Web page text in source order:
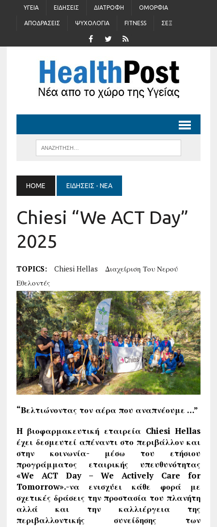
ΥΓΕΊΑ ΕΙΔΉΣΕΙΣ ΔΙΑΤΡΟΦΉ ΟΜΟΡΦΙΆ
ΑΠΟΔΡΆΣΕΙΣ ΨΥΧΟΛΟΓΊΑ FITNESS ΣΈΞ
HOME ΕΙΔΉΣΕΙΣ - ΝΈΑ
Chiesi “We ACT Day”
2025
TOPICS: Chiesi Hellas
Διαχείριση Του Νερού
Εθελοντές
“Βελτιώνοντας τον αέρα που αναπνέουμε …”
Η βιοφαρμακευτική εταιρεία Chiesi Hellas
έχει δεσμευτεί απέναντι στο περιβάλλον και
στην κοινωνία- μέσω του ετήσιου
προγράμματος εταιρικής υπευθυνότητας
«We ACT Day – We Actively Care for
Tomorrow».-να ενισχύει κάθε φορά με
σχετικές δράσεις την προστασία του πλανήτη
αλλά και την καλλιέργεια της
περιβαλλοντικής συνείδησης των